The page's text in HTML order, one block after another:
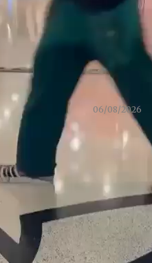
06/08/2026
a passear uma cabra
a atenção dos clientes
redes sociais, estão a